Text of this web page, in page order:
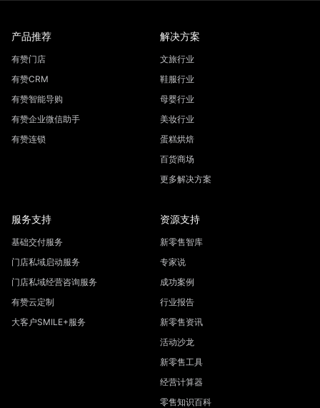
产品推荐
有赞门店
有赞CRM
有赞智能导购
有赞企业微信助手
有赞连锁
解决方案
文旅行业
鞋服行业
母婴行业
美妆行业
蛋糕烘焙
百货商场
更多解决方案
服务支持
基础交付服务
门店私域启动服务
门店私域经营咨询服务
有赞云定制
大客户SMILE+服务
资源支持
新零售智库
专家说
成功案例
行业报告
新零售资讯
活动沙龙
新零售工具
经营计算器
零售知识百科